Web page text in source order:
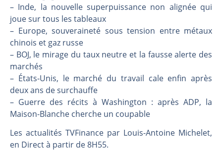
WTI : Explosion mais réserves au plus bas | Denis Desclos – Market Movers
– Inde, la nouvelle superpuissance non alignée qui
joue sur tous les tableaux
– Europe, souveraineté sous tension entre métaux
chinois et gaz russe
– BOJ, le mirage du taux neutre et la fausse alerte des
marchés
– États-Unis, le marché du travail cale enfin après
deux ans de surchauffe
– Guerre des récits à Washington : après ADP, la
Maison-Blanche cherche un coupable
Les actualités TVFinance par Louis-Antoine Michelet,
en Direct à partir de 8H55.